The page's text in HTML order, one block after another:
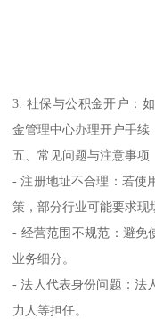
3. 社保与公积金开户：
金管理中心办理开户手续
五、常见问题与注意事项
- 注册地址不合理：若使
策，部分行业可能要求现
- 经营范围不规范：避免
业务细分。
- 法人代表身份问题：法
力人等担任。